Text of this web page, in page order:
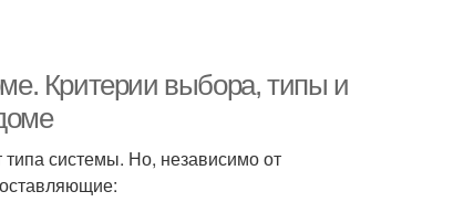
Критерии выбора, типы и
типа системы. Но, независимо от